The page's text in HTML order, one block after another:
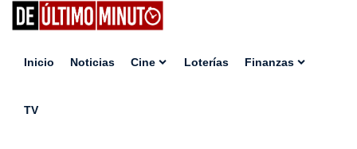
Inicio Noticias Cine Loterías Finanzas
TV